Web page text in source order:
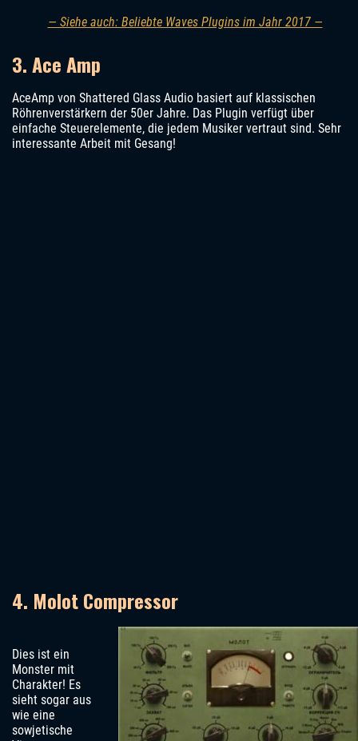
— Siehe auch: Beliebte Waves Plugins im Jahr 2017 —
3. Ace Amp
AceAmp von Shattered Glass Audio basiert auf klassischen
Röhrenverstärkern der 50er Jahre. Das Plugin verfügt über
einfache Steuerelemente, die jedem Musiker vertraut sind. Sehr
interessante Arbeit mit Gesang!
4. Molot Compressor
Dies ist ein
Monster mit
Charakter! Es
sieht sogar aus
wie eine
sowjetische